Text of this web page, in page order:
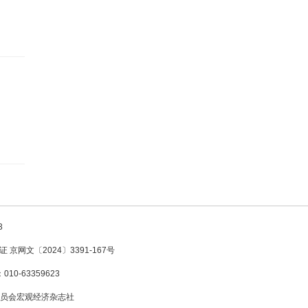
京网文〔2024〕3391-167号
010-63359623
会宏观经济杂志社